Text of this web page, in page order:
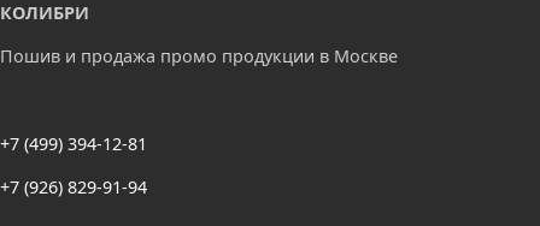
КОЛИБРИ
Пошив и продажа промо продукции в Москве
+7 (499) 394-12-81
+7 (926) 829-91-94